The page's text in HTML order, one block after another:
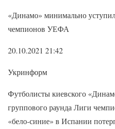
«Динамо» минимально
чемпионов УЕФА
20.10.2021 21:42
Укринформ
Футболисты киевского
группового раунда Лиги
«бело-синие» в Испании